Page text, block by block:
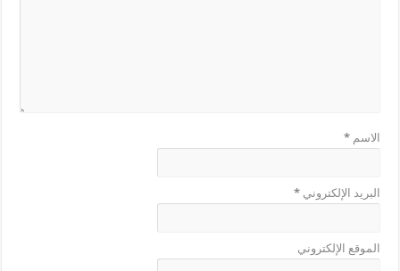
الاسم*
البريد الإلكتروني*
الموقع الإلكتروني